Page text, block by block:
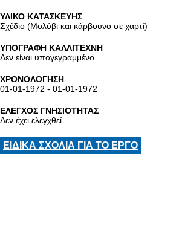
ΥΛΙΚΟ ΚΑΤΑΣΚΕΥΗΣ
Σχέδιο (Μολύβι και κάρβουνο σε χαρτί)
ΥΠΟΓΡΑΦΗ ΚΑΛΛΙΤΕΧΝΗ
Δεν είναι υπογεγραμμένο
ΧΡΟΝΟΛΟΓΗΣΗ
01-01-1972 - 01-01-1972
ΕΛΕΓΧΟΣ ΓΝΗΣΙΟΤΗΤΑΣ
Δεν έχει ελεγχθεί
ΕΙΔΙΚΑ ΣΧΟΛΙΑ ΓΙΑ ΤΟ ΕΡΓΟ